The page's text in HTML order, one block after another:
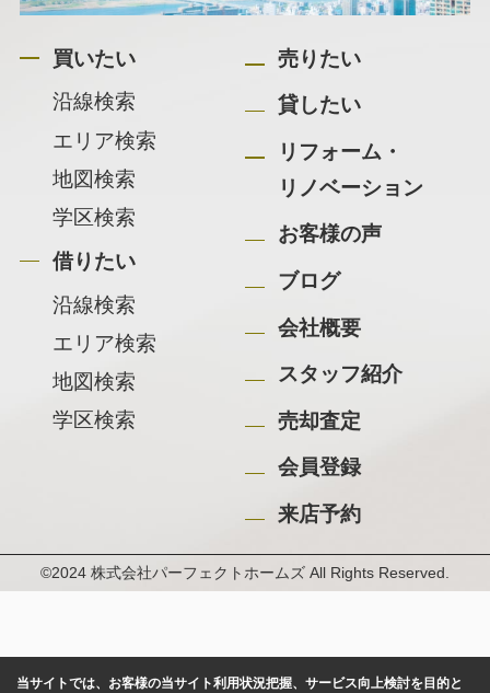
買いたい
沿線検索
エリア検索
地図検索
学区検索
借りたい
沿線検索
エリア検索
地図検索
学区検索
売りたい
貸したい
リフォーム・
リノベーション
お客様の声
ブログ
会社概要
スタッフ紹介
売却査定
会員登録
来店予約
©2024 株式会社パーフェクトホームズ All Rights Reserved.
当サイトでは、お客様の当サイト利用状況把握、サービス向上検討を目的と